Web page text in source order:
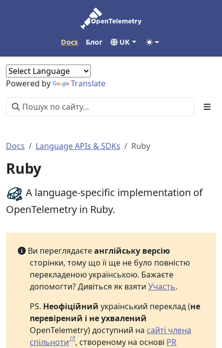
Docs Блог UK
Powered by Translate
Docs Language APIs & SDKs Ruby
Ruby
A language-specific implementation of
OpenTelemetry in Ruby.
Ви переглядаєтеанглійську версію
сторінки, тому що її ще не було повністю
перекладеною українською. Бажаєте
допомогти? Дивіться як взяти Участь.
PS. Неофіційний український переклад (не
перевірений і не ухвалений
OpenTelemetry) доступний на сайті члена
спільноти
, створеному на основі PR